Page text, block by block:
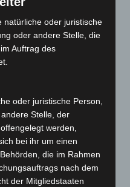
natürliche oder juristische
oder andere Stelle, die
Auftrag des
oder juristische Person,
Stelle, der
werden,
bei ihr um einen
die im Rahmen
nach dem
der Mitgliedstaaten